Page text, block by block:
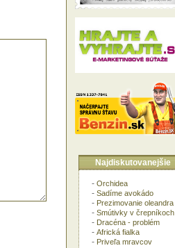
Najdiskutovanejšie
- Orchidea
- Sadíme avokádo
- Prezimovanie oleandra
- Smútivky v črepníkoch
- Dracéna - problém
- Africká fialka
- Priveľa mravcov